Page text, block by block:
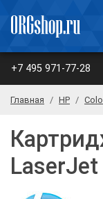
+7 495 971-77-28
Главная HP
LaserJet